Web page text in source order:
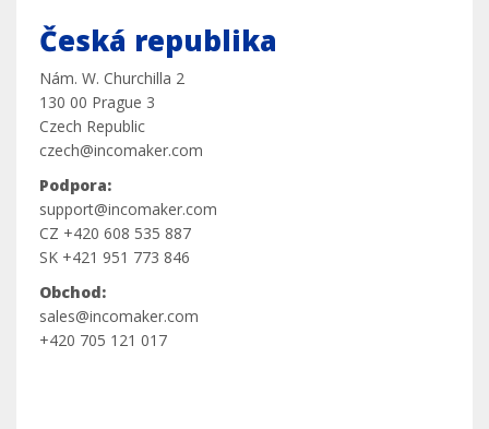
Česká republika
Nám. W. Churchilla 2
130 00 Prague 3
Czech Republic
czech@incomaker.com
Podpora:
support@incomaker.com
​​​​​​​CZ +420 608 535 887
​​​​​​​SK +421 951 773 846
Obchod:
sales@incomaker.com
+420 705 121 017